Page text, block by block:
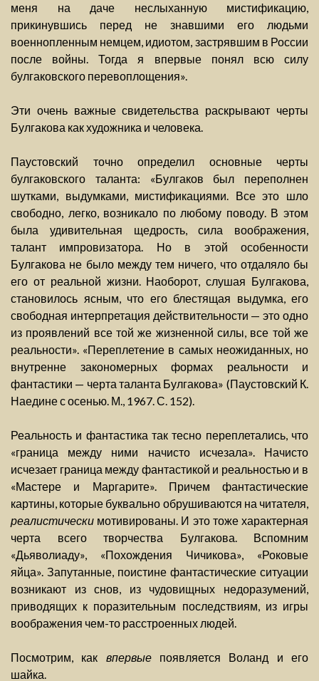
меня на даче неслыханную мистификацию,
прикинувшись перед не знавшими его людьми
военнопленным немцем, идиотом, застрявшим в России
после войны. Тогда я впервые понял всю силу
булгаковского перевоплощения».
Эти очень важные свидетельства раскрывают черты
Булгакова как художника и человека.
Паустовский точно определил основные черты
булгаковского таланта: «Булгаков был переполнен
шутками, выдумками, мистификациями. Все это шло
свободно, легко, возникало по любому поводу. В этом
была удивительная щедрость, сила воображения,
талант импровизатора. Но в этой особенности
Булгакова не было между тем ничего, что отдаляло бы
его от реальной жизни. Наоборот, слушая Булгакова,
становилось ясным, что его блестящая выдумка, его
свободная интерпретация действительности — это одно
из проявлений все той же жизненной силы, все той же
реальности». «Переплетение в самых неожиданных, но
внутренне закономерных формах реальности и
фантастики — черта таланта Булгакова» (Паустовский К.
Наедине с осенью. М., 1967. С. 152).
Реальность и фантастика так тесно переплетались, что
«граница между ними начисто исчезала». Начисто
исчезает граница между фантастикой и реальностью и в
«Мастере и Маргарите». Причем фантастические
картины, которые буквально обрушиваются на читателя,
реалистически мотивированы. И это тоже характерная
черта всего творчества Булгакова. Вспомним
«Дьяволиаду», «Похождения Чичикова», «Роковые
яйца». Запутанные, поистине фантастические ситуации
возникают из снов, из чудовищных недоразумений,
приводящих к поразительным последствиям, из игры
воображения чем-то расстроенных людей.
Посмотрим, как впервыепоявляется Воланд и его
шайка.